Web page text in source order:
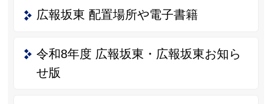
広報坂東 配置場所や電子書籍
令和8年度 広報坂東・広報坂東お知ら
せ版